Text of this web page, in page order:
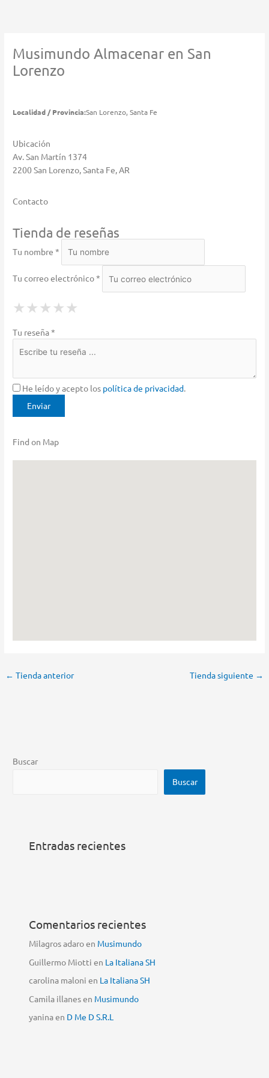
MusimundoAlmacenar en San
Lorenzo
Localidad / Provincia:San Lorenzo, Santa Fe
Ubicación
Av. San Martín 1374
2200 San Lorenzo, Santa Fe, AR
Contacto
Tienda de reseñas
Tu nombre *
Tu correo electrónico *
★ 1 Star
★ ★ 2 Stars
★ ★ ★ 3 Stars
★ ★ ★ ★ 4 Stars
★ ★ ★ ★ ★
Tu reseña *
He leído y acepto los política de privacidad.
Find on Map
← Tienda anterior Tienda siguiente →
Buscar
Buscar
Entradas recientes
Comentarios recientes
Milagros adaroen Musimundo
Guillermo Miotti en La Italiana SH
carolina maloni en La Italiana SH
Camila illanesen Musimundo
yaninaen D Me D S.R.L